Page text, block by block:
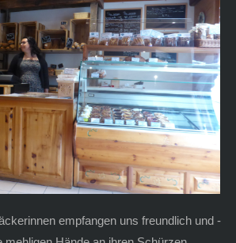
empfangen uns freundlich und -